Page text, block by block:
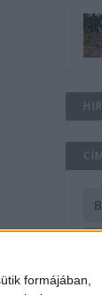
formájában,